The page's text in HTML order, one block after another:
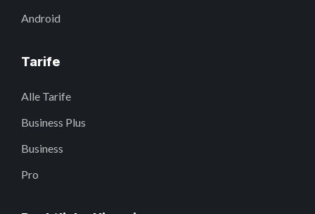
Android
Tarife
Alle Tarife
Business Plus
Business
Pro